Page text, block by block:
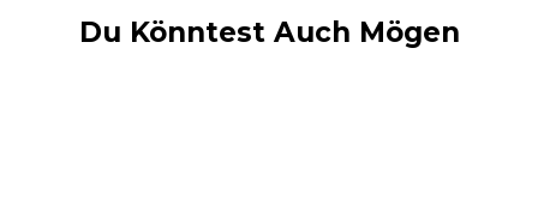
Du Könntest Auch Mögen